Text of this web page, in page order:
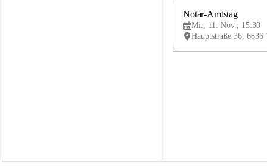
Notar-Amtstag
Mi., 11. Nov., 15:30